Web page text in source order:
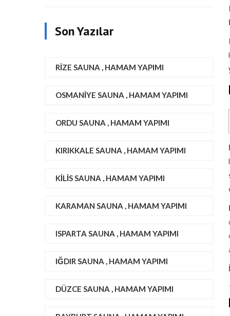
Son Yazılar
RIZE SAUNA , HAMAM YAPIMI
OSMANIYE SAUNA , HAMAM YAPIMI
ORDU SAUNA , HAMAM YAPIMI
KIRIKKALE SAUNA , HAMAM YAPIMI
KILIS SAUNA , HAMAM YAPIMI
KARAMAN SAUNA , HAMAM YAPIMI
ISPARTA SAUNA , HAMAM YAPIMI
IĞDIR SAUNA , HAMAM YAPIMI
DÜZCE SAUNA , HAMAM YAPIMI